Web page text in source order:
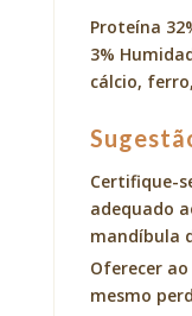
Proteína
3%
cálcio,
Certifique-
adequado
mandíbula
Oferecer
mesmo